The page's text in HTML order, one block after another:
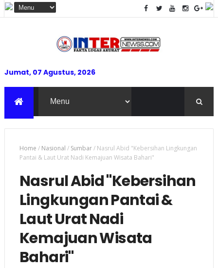
Jumat, 07 Agustus, 2026
Home / Nasional / Sumbar/ Nasrul Abid "Kebersihan Lingkungan
Pantai & Laut Urat Nadi Kemajuan Wisata Bahari"
Nasrul Abid "Kebersihan
Lingkungan Pantai &
Laut Urat Nadi
Kemajuan Wisata
Bahari"